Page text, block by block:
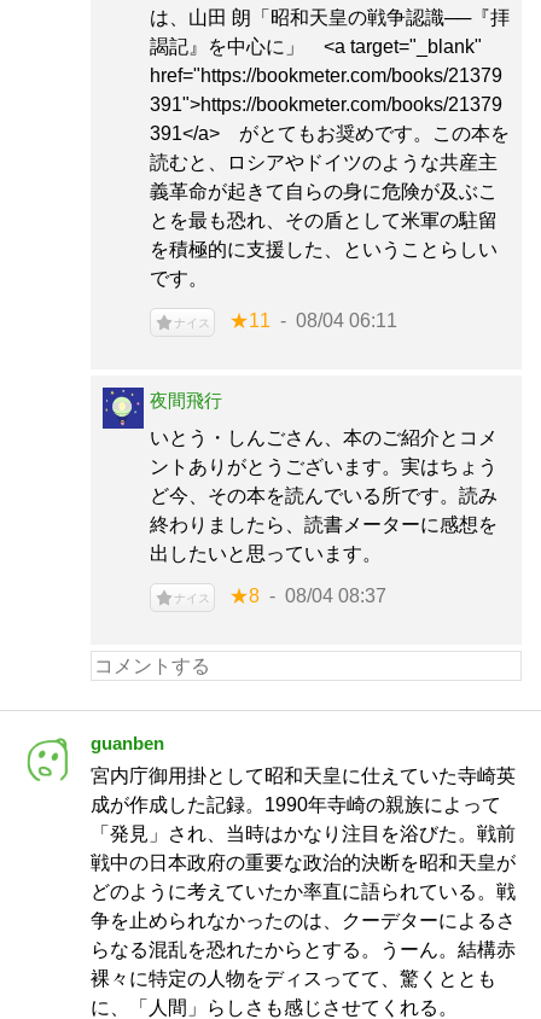
は、山田 朗「昭和天皇の戦争認識──『拝
謁記』を中心に」 <a target="_blank"
href="https://bookmeter.com/books/21379
391">https://bookmeter.com/books/21379
391</a> がとてもお奨めです。この本を
読むと、ロシアやドイツのような共産主
義革命が起きて自らの身に危険が及ぶこ
とを最も恐れ、その盾として米軍の駐留
を積極的に支援した、ということらしい
です。
ナイス ★11 08/04 06:11
夜間飛行
いとう・しんごさん、本のご紹介とコメ
ントありがとうございます。実はちょう
ど今、その本を読んでいる所です。読み
終わりましたら、読書メーターに感想を
出したいと思っています。
ナイス ★8 08/04 08:37
guanben
宮内庁御用掛として昭和天皇に仕えていた寺崎英
成が作成した記録。1990年寺崎の親族によって
「発見」され、当時はかなり注目を浴びた。戦前
戦中の日本政府の重要な政治的決断を昭和天皇が
どのように考えていたか率直に語られている。戦
争を止められなかったのは、クーデターによるさ
らなる混乱を恐れたからとする。うーん。結構赤
裸々に特定の人物をディスってて、驚くととも
に、「人間」らしさも感じさせてくれる。